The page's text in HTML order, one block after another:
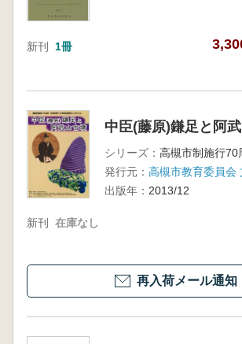
新刊 1冊
中臣(藤原)鎌足と阿
シリーズ：
発行元：
出版年： 2013/12
新刊 在庫なし
再入荷メール通知